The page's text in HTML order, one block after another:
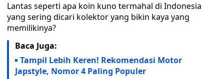
Lantas seperti apa koin kuno termahal di Indonesia
yang sering dicari kolektor yang bikin kaya yang
memilikinya?
Baca Juga:
Tampil Lebih Keren! Rekomendasi Motor
Japstyle, Nomor 4 Paling Populer